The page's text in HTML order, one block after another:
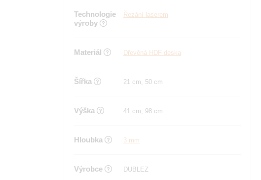
Technologie
výroby
Řezání laserem
Materiál Dřevěná HDF deska
Šířka 21 cm, 50 cm
Výška 41 cm, 98 cm
Hloubka 3 mm
Výrobce DUBLEZ